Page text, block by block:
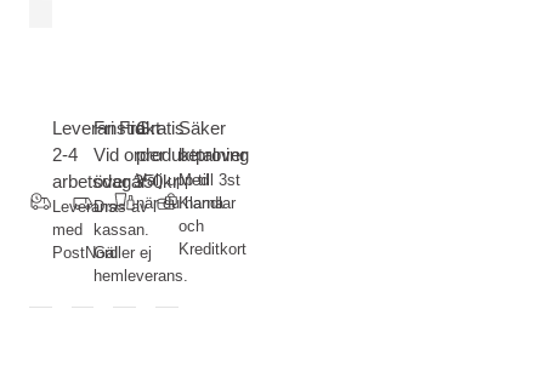
Leveranstid
2-4
arbetsdagar
Leverans
med
PostNord
Fri Frakt-
Vid order
över 350kr
Dras av i
kassan.
Gäller ej
hemleverans.
Gratis
produktprover
Välj upp till 3st
när du handlar
Säker
betalning
Med
Klarna
och
Kreditkort